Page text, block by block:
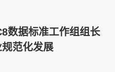
数据标准工作组组长
范化发展